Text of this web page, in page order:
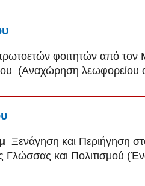
φοιτητών από τον
(Αναχώρηση λεωφορείου
Ξενάγηση και Περιήγηση
Γλώσσας και Πολιτισμού